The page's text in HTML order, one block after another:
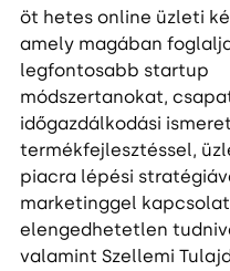
öt hetes online üzleti
amely magában
legfontosabb startup
módszertanokat,
időgazdálkodási
termékfejlesztéssel,
piacra lépési
marketinggel
elengedhetetlen
valamint Szellemi